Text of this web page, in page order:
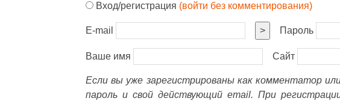
Вход/регистрация (войти без комментирования)
E-mail > Пароль
Ваше имя Сайт
Если вы уже зарегистрированы как комментатор
пароль и свой действующий email. При